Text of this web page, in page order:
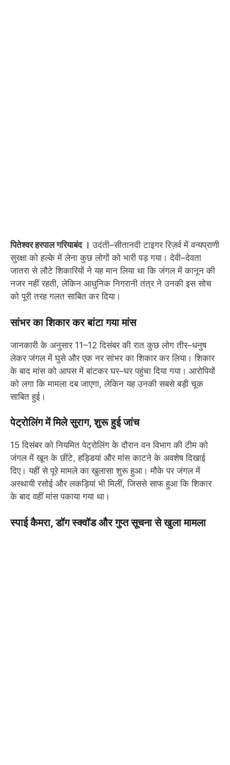
पितेश्वर हरपाल गरियाबंद । उदंती–सीतानदी टाइगर रिज़र्व में वन्यप्राणी
सुरक्षा को हल्के में लेना कुछ लोगों को भारी पड़ गया। देवी–देवता
जातरा से लौटे शिकारियों ने यह मान लिया था कि जंगल में कानून की
नजर नहीं रहती, लेकिन आधुनिक निगरानी तंत्र ने उनकी इस सोच
को पूरी तरह गलत साबित कर दिया।
सांभर का शिकार कर बांटा गया मांस
जानकारी के अनुसार 11–12 दिसंबर की रात कुछ लोग तीर–धनुष
लेकर जंगल में घुसे और एक नर सांभर का शिकार कर लिया। शिकार
के बाद मांस को आपस में बांटकर घर–घर पहुंचा दिया गया। आरोपियों
को लगा कि मामला दब जाएगा, लेकिन यह उनकी सबसे बड़ी चूक
साबित हुई।
पेट्रोलिंग में मिले सुराग, शुरू हुई जांच
15 दिसंबर को नियमित पेट्रोलिंग के दौरान वन विभाग की टीम को
जंगल में खून के छींटे, हड्डियां और मांस काटने के अवशेष दिखाई
दिए। यहीं से पूरे मामले का खुलासा शुरू हुआ। मौके पर जंगल में
अस्थायी रसोई और लकड़ियां भी मिलीं, जिससे साफ हुआ कि शिकार
के बाद वहीं मांस पकाया गया था।
स्पाई कैमरा, डॉग स्क्वॉड और गुप्त सूचना से खुला मामला